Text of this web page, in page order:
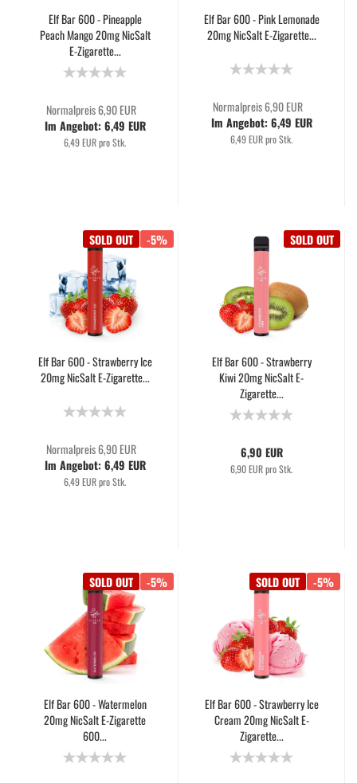
Elf Bar 600 - Pineapple
Peach Mango 20mg NicSalt
E-Zigarette...
Normalpreis 6,90 EUR
Im Angebot: 6,49 EUR
6,49 EUR pro Stk.
Elf Bar 600 - Pink Lemonade
20mg NicSalt E-Zigarette...
Normalpreis 6,90 EUR
Im Angebot: 6,49 EUR
6,49 EUR pro Stk.
SOLD OUT -5%
Elf Bar 600 - Strawberry Ice
20mg NicSalt E-Zigarette...
Normalpreis 6,90 EUR
Im Angebot: 6,49 EUR
6,49 EUR pro Stk.
SOLD OUT
Elf Bar 600 - Strawberry
Kiwi 20mg NicSalt E-
Zigarette...
6,90 EUR
6,90 EUR pro Stk.
SOLD OUT -5%
Elf Bar 600 - Watermelon
20mg NicSalt E-Zigarette
600...
SOLD OUT -5%
Elf Bar 600 - Strawberry Ice
Cream 20mg NicSalt E-
Zigarette...